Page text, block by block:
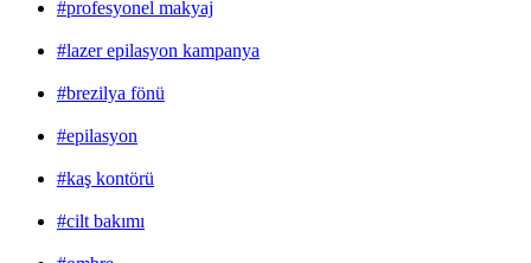
#profesyonel makyaj
#lazer epilasyon kampanya
#brezilya fönü
#epilasyon
#kaş kontörü
#cilt bakımı